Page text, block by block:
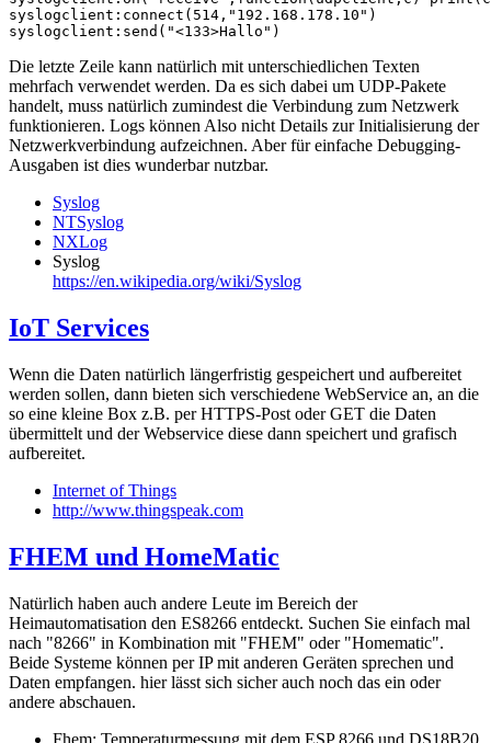
syslogclient:connect(514,"192.168.178.10")
syslogclient:send("<133>Hallo")
Die letzte Zeile kann natürlich mit unterschiedlichen Texten
mehrfach verwendet werden. Da es sich dabei um UDP-Pakete
handelt, muss natürlich zumindest die Verbindung zum Netzwerk
funktionieren. Logs können Also nicht Details zur Initialisierung der
Netzwerkverbindung aufzeichnen. Aber für einfache Debugging-
Ausgaben ist dies wunderbar nutzbar.
Syslog
NTSyslog
NXLog
Syslog
https://en.wikipedia.org/wiki/Syslog
IoT Services
Wenn die Daten natürlich längerfristig gespeichert und aufbereitet
werden sollen, dann bieten sich verschiedene WebService an, an die
so eine kleine Box z.B. per HTTPS-Post oder GET die Daten
übermittelt und der Webservice diese dann speichert und grafisch
aufbereitet.
Internet of Things
http://www.thingspeak.com
FHEM und HomeMatic
Natürlich haben auch andere Leute im Bereich der
Heimautomatisation den ES8266 entdeckt. Suchen Sie einfach mal
nach "8266" in Kombination mit "FHEM" oder "Homematic".
Beide Systeme können per IP mit anderen Geräten sprechen und
Daten empfangen. hier lässt sich sicher auch noch das ein oder
andere abschauen.
Fhem: Temperaturmessung mit dem ESP 8266 und DS18B20